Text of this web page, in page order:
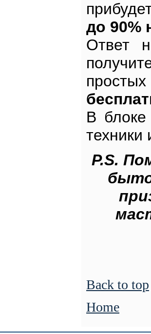
до 90%
Ответ
В блоке
техники
P.S.
Back to top
Home